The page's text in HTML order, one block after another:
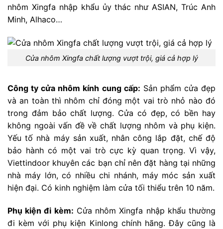
nhôm Xingfa nhập khẩu ủy thác như ASIAN, Trúc Anh
Minh, Alhaco…
Cửa nhôm Xingfa chất lượng vượt trội, giá cả hợp lý
Công ty cửa nhôm kính cung cấp: Sản phẩm cửa đẹp
và an toàn thì nhôm chỉ đóng một vai trò nhỏ nào đó
trong đảm bảo chất lượng. Cửa có đẹp, có bền hay
không ngoài vấn đề về chất lượng nhôm và phụ kiện.
Yếu tố nhà máy sản xuất, nhân công lắp đặt, chế độ
bảo hành có một vai trò cực kỳ quan trọng. Vì vậy,
Viettindoor khuyên các bạn chỉ nên đặt hàng tại những
nhà máy lớn, có nhiều chi nhánh, máy móc sản xuất
hiện đại. Có kinh nghiệm làm cửa tối thiểu trên 10 năm.
Phụ kiện đi kèm: Cửa nhôm Xingfa nhập khẩu thường
đi kèm với phụ kiện Kinlong chính hãng. Đây cũng là